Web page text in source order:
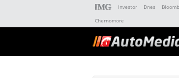
Investor Dnes
Chernomore